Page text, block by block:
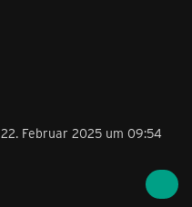
22. Februar 2025 um 09:54